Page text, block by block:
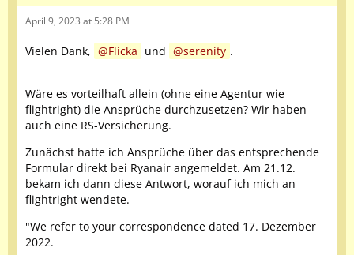
April 9, 2023 at 5:28 PM
Vielen Dank, Flicka und serenity .
Wäre es vorteilhaft allein (ohne eine Agentur wie
flightright) die Ansprüche durchzusetzen? Wir haben
auch eine RS-Versicherung.
Zunächst hatte ich Ansprüche über das entsprechende
Formular direkt bei Ryanair angemeldet. Am 21.12.
bekam ich dann diese Antwort, worauf ich mich an
flightright wendete.
"We refer to your correspondence dated 17. Dezember
2022.